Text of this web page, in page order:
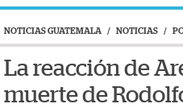
NOTICIAS GUATEMALA / NOTICIAS /
La reacción de
muerte de